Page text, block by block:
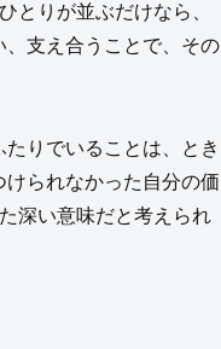
とりが並ぶだけなら、
支え合うことで、その
りでいることは、とき
られなかった自分の価
深い意味だと考えられ